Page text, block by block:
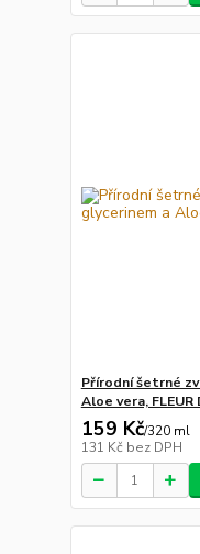
Přírodní šetrné
Aloe vera, FLEUR
159 Kč/320 ml
131 Kč bez DPH